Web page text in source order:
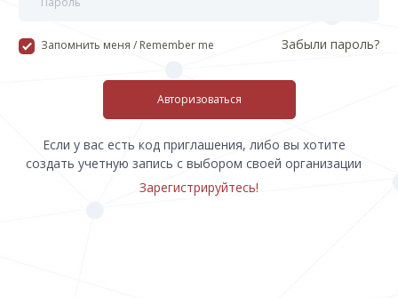
Запомнить меня / Remember me Забыли пароль?
Авторизоваться
Если у вас есть код приглашения, либо вы хотите
создать учетную запись с выбором своей организации
Зарегистрируйтесь!